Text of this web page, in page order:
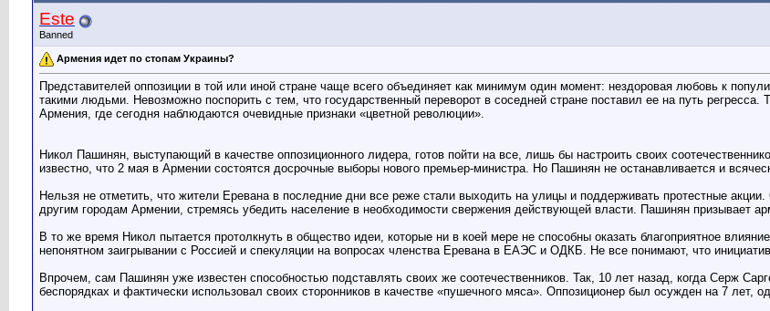
Este
Banned
Армения идет по стопам Украины?
Представителей оппозиции в той или иной стране чаще всего объединяет как минимум один момент: нездоровая любовь к
такими людьми. Невозможно поспорить с тем, что государственный переворот в соседней стране поставил ее на путь
Армения, где сегодня наблюдаются очевидные признаки «цветной революции».
Никол Пашинян, выступающий в качестве оппозиционного лидера, готов пойти на все, лишь бы настроить своих
известно, что 2 мая в Армении состоятся досрочные выборы нового премьер-министра. Но Пашинян не останавливается и
Нельзя не отметить, что жители Еревана в последние дни все реже стали выходить на улицы и поддерживать протестные
другим городам Армении, стремясь убедить население в необходимости свержения действующей власти. Пашинян призывает
В то же время Никол пытается протолкнуть в общество идеи, которые ни в коей мере не способны оказать благоприятное
непонятном заигрывании с Россией и спекуляции на вопросах членства Еревана в ЕАЭС и ОДКБ. Не все понимают, что
Впрочем, сам Пашинян уже известен способностью подставлять своих же соотечественников. Так, 10 лет назад, когда Серж
беспорядках и фактически использовал своих сторонников в качестве «пушечного мяса». Оппозиционер был осужден на 7 лет,